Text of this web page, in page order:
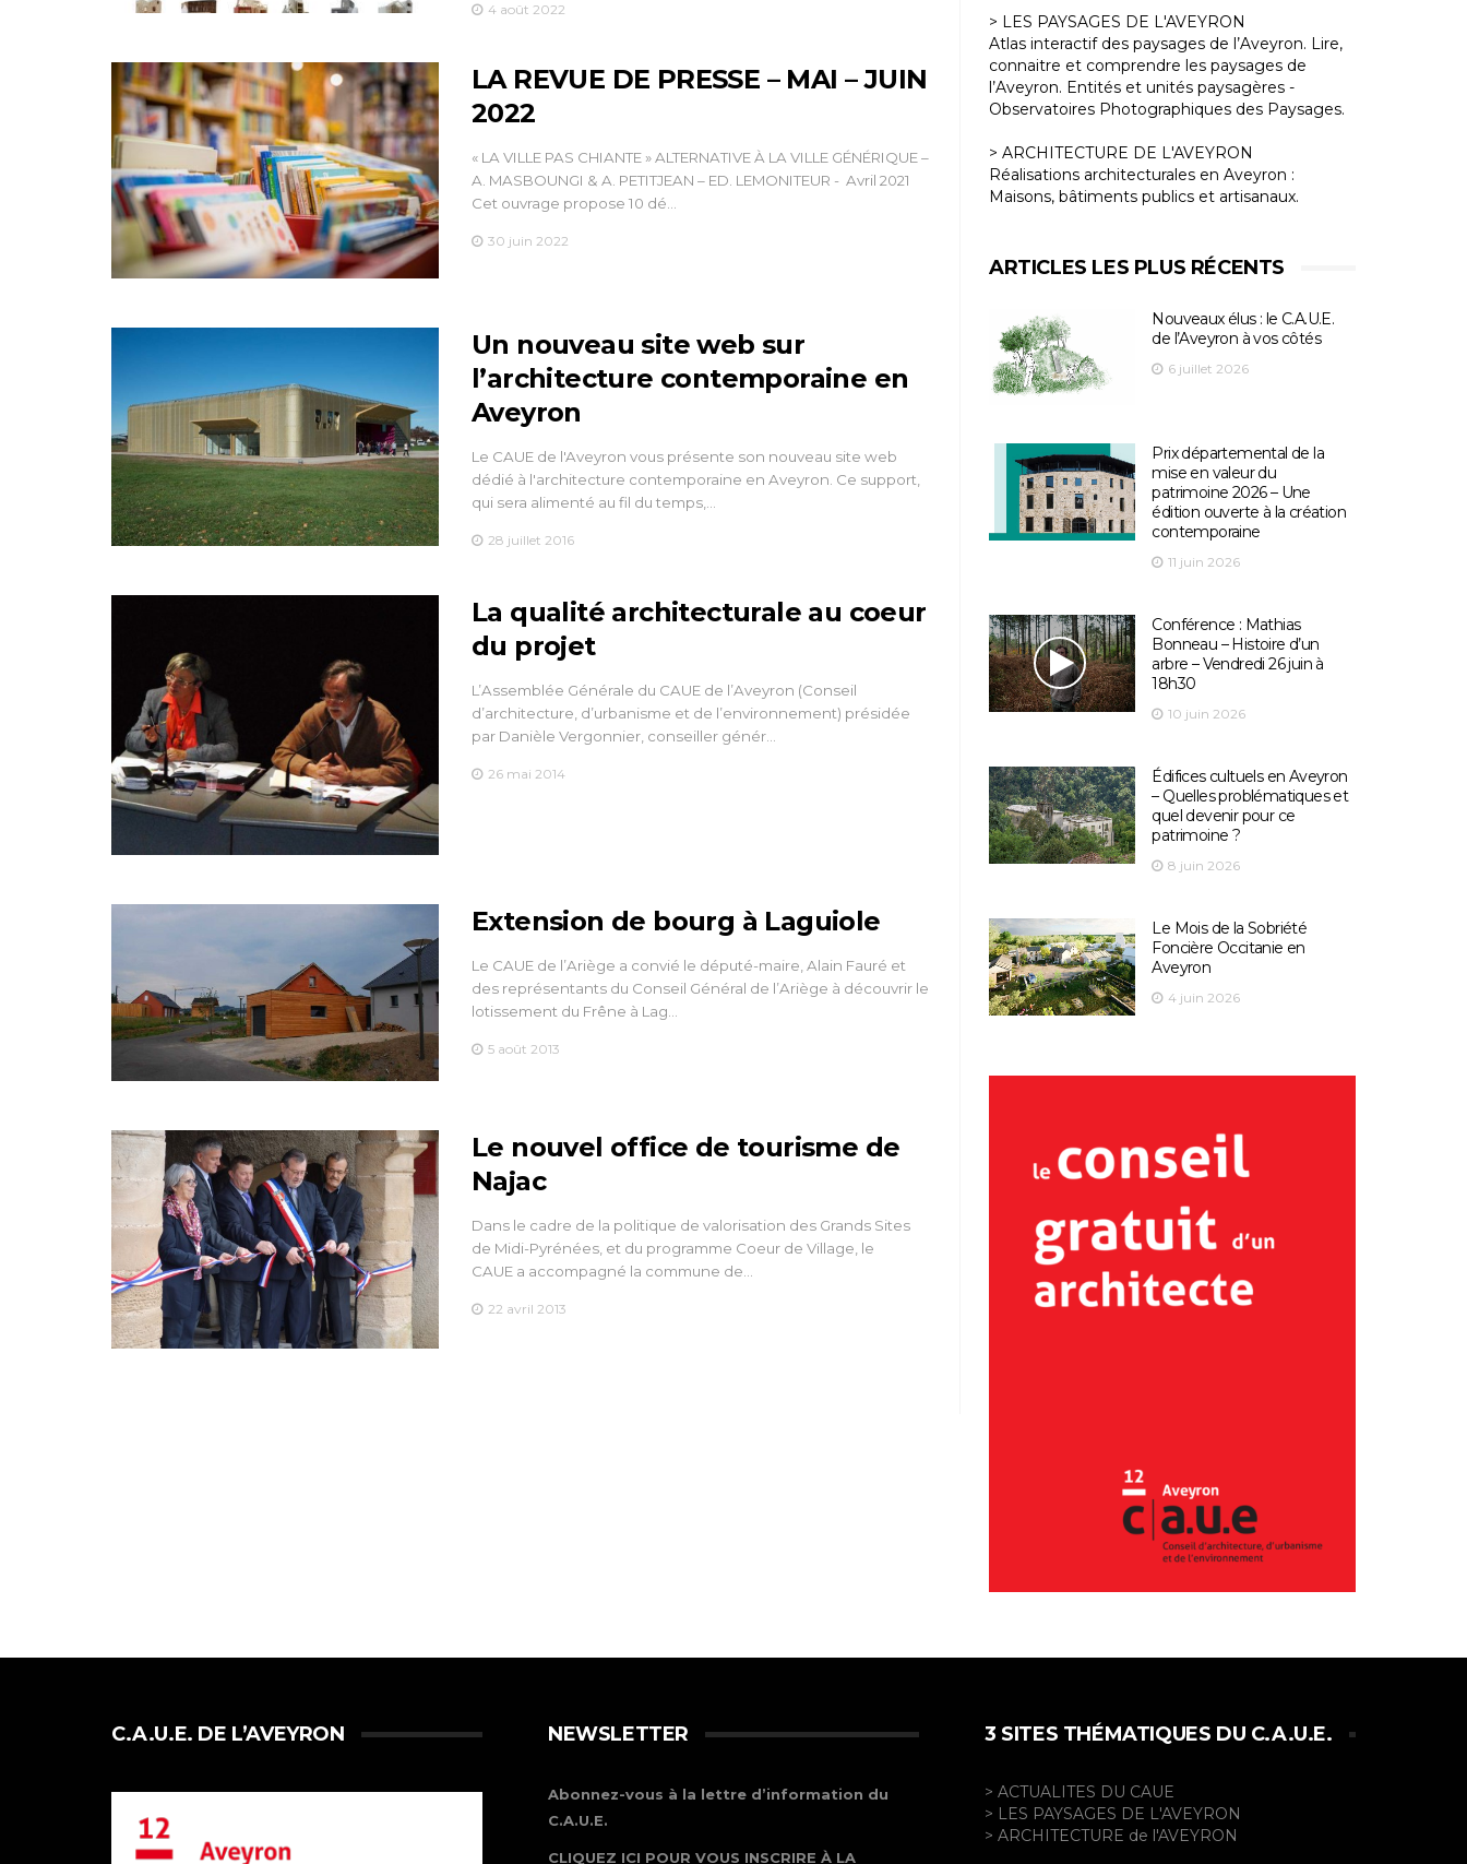
4 août 2022
LA REVUE DE PRESSE – MAI – JUIN
2022
« LA VILLE PAS CHIANTE » ALTERNATIVE À LA VILLE GÉNÉRIQUE –
A. MASBOUNGI & A. PETITJEAN – ED. LEMONITEUR - Avril 2021
Cet ouvrage propose 10 dé…
30 juin 2022
Un nouveau site web sur
l’architecture contemporaine en
Aveyron
Le CAUE de l'Aveyron vous présente son nouveau site web
dédié à l'architecture contemporaine en Aveyron. Ce support,
qui sera alimenté au fil du temps,…
28 juillet 2016
La qualité architecturale au coeur
du projet
L’Assemblée Générale du CAUE de l’Aveyron (Conseil
d’architecture, d’urbanisme et de l’environnement) présidée
par Danièle Vergonnier, conseiller génér…
26 mai 2014
Extension de bourg à Laguiole
Le CAUE de l’Ariège a convié le député-maire, Alain Fauré et
des représentants du Conseil Général de l’Ariège à découvrir le
lotissement du Frêne à Lag…
5 août 2013
Le nouvel office de tourisme de
Najac
Dans le cadre de la politique de valorisation des Grands Sites
de Midi-Pyrénées, et du programme Coeur de Village, le
CAUE a accompagné la commune de…
22 avril 2013
> LES PAYSAGES DE L'AVEYRON
Atlas interactif des paysages de l’Aveyron. Lire,
connaitre et comprendre les paysages de
l’Aveyron. Entités et unités paysagères -
Observatoires Photographiques des Paysages.
> ARCHITECTURE DE L'AVEYRON
Réalisations architecturales en Aveyron :
Maisons, bâtiments publics et artisanaux.
ARTICLES LES PLUS RÉCENTS
Nouveaux élus : le C.A.U.E.
de l’Aveyron à vos côtés
6 juillet 2026
Prix départemental de la
mise en valeur du
patrimoine 2026 – Une
édition ouverte à la création
contemporaine
11 juin 2026
Conférence : Mathias
Bonneau – Histoire d’un
arbre – Vendredi 26 juin à
18h30
10 juin 2026
Édifices cultuels en Aveyron
– Quelles problématiques et
quel devenir pour ce
patrimoine ?
8 juin 2026
Le Mois de la Sobriété
Foncière Occitanie en
Aveyron
4 juin 2026
C.A.U.E. DE L’AVEYRON NEWSLETTER
Abonnez-vous à la lettre d’information du
C.A.U.E.
CLIQUEZ ICI POUR VOUS INSCRIRE À LA
3 SITES THÉMATIQUES DU C.A.U.E.
> ACTUALITES DU CAUE
> LES PAYSAGES DE L'AVEYRON
> ARCHITECTURE de l'AVEYRON